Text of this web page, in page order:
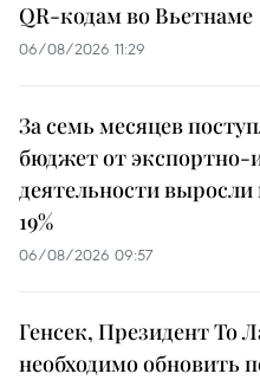
QR-кодам во Вьетнаме
06/08/2026 11:29
За семь месяцев
бюджет от
деятельности выросли
19%
06/08/2026 09:57
Генсек, Президент То
необходимо обновить